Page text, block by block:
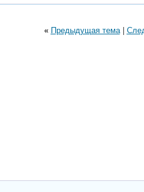
« Предыдущая тема|